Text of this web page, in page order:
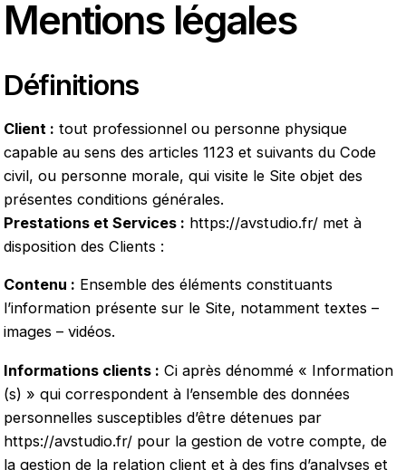
Mentions légales
Définitions
Client : tout professionnel ou personne physique
capable au sens des articles 1123 et suivants du Code
civil, ou personne morale, qui visite le Site objet des
présentes conditions générales.
Prestations et Services : https://avstudio.fr/ met à
disposition des Clients :
Contenu : Ensemble des éléments constituants
l’information présente sur le Site, notamment textes –
images – vidéos.
Informations clients : Ci après dénommé « Information
(s) » qui correspondent à l’ensemble des données
personnelles susceptibles d’être détenues par
https://avstudio.fr/ pour la gestion de votre compte, de
la gestion de la relation client et à des fins d’analyses et